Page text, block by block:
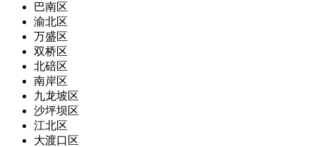
巴南区
渝北区
万盛区
双桥区
北碚区
南岸区
九龙坡区
沙坪坝区
江北区
大渡口区